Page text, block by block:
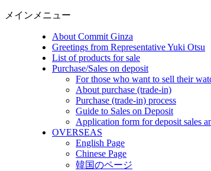
メインメニュー
About Commit Ginza
Greetings from Representative Yuki Otsu
List of products for sale
Purchase/Sales on deposit
For those who want to sell their
About purchase (trade-in)
Purchase (trade-in) process
Guide to Sales on Deposit
Application form for deposit sales
OVERSEAS
English Page
Chinese Page
韓国のページ